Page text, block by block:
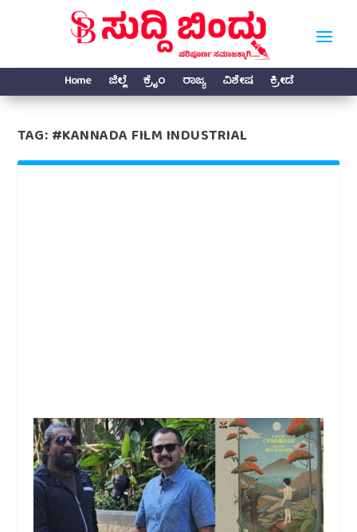
Home ಜಿಲ್ಲೆ ಕ್ರೈಂ ರಾಜ್ಯ ವಿಶೇಷ ಕ್ರೀಡೆ
TAG:#KANNADA FILM INDUSTRIAL